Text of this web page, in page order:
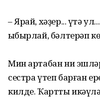
– Ярай, хәҙер... үтә
ҡыбырлай, бәлтерәп
Мин артабан ни
сестра үтеп барған
килде. Ҡартты